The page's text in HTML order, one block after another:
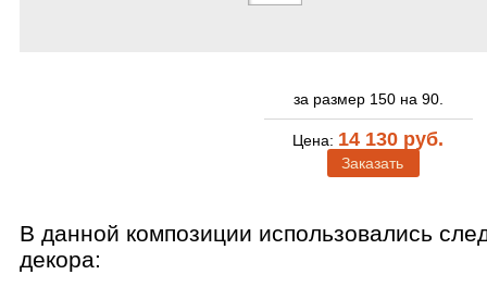
за размер 150 на 90.
Цена: 14 130 руб.
Заказать
В данной композиции использовались
декора: